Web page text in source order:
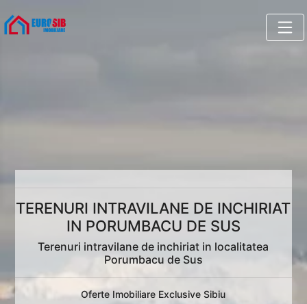
TERENURI INTRAVILANE DE INCHIRIAT
IN PORUMBACU DE SUS
Terenuri intravilane de inchiriat in localitatea
Porumbacu de Sus
Oferte Imobiliare Exclusive Sibiu